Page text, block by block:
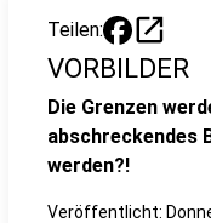
Teilen: open_in_new
VORBILDER
Die Grenzen
abschreckendes
werden?!
Veröffentlicht: